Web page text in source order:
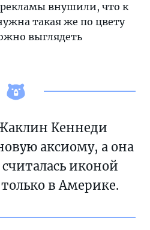
внушили, что к
такая же по цвету
выглядеть
Кеннеди
аксиому, а она
иконой
в Америке.